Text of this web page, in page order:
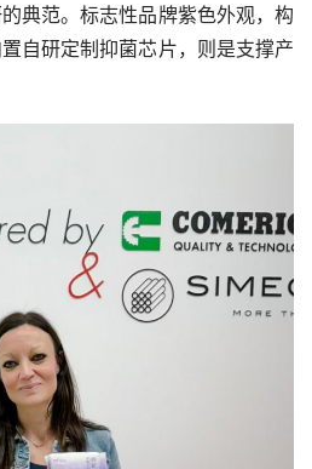
典范。标志性品牌紫色外观，构
自研定制抑菌芯片，则是支撑产